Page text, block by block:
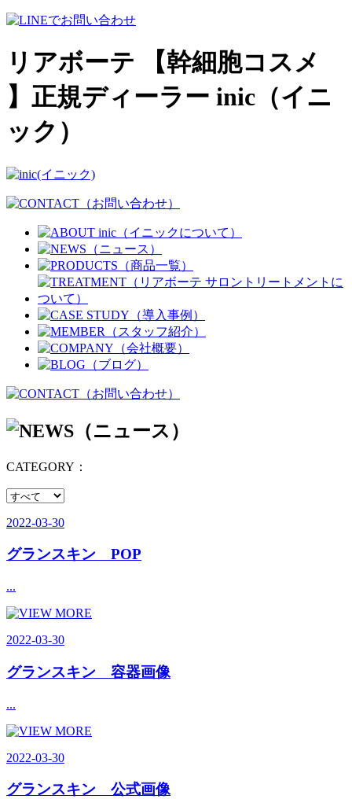
リアボーテ 【幹細胞コスメ
】正規ディーラー inic（イニ
ック）
CATEGORY：
2022-03-30
グランスキン POP
...
2022-03-30
グランスキン 容器画像
...
2022-03-30
グランスキン 公式画像